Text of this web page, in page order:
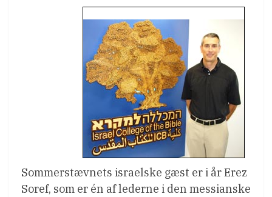
Sommerstævnets israelske gæst er i år Erez
Soref, som er én af lederne i den messianske